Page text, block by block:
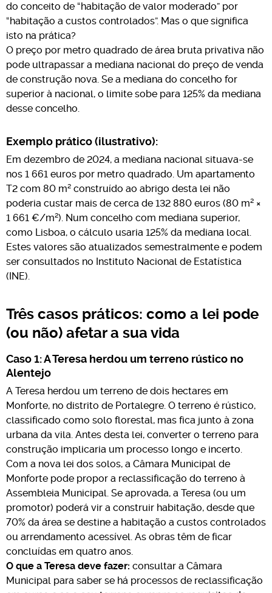
do conceito de “habitação de valor moderado” por
“habitação a custos controlados”. Mas o que significa
isto na prática?
O preço por metro quadrado de área bruta privativa não
pode ultrapassar a mediana nacional do preço de venda
de construção nova. Se a mediana do concelho for
superior à nacional, o limite sobe para 125% da mediana
desse concelho.
Exemplo prático (ilustrativo):
Em dezembro de 2024, a mediana nacional situava-se
nos 1 661 euros por metro quadrado. Um apartamento
T2 com 80 m² construído ao abrigo desta lei não
poderia custar mais de cerca de 132 880 euros (80 m² ×
1 661 €/m²). Num concelho com mediana superior,
como Lisboa, o cálculo usaria 125% da mediana local.
Estes valores são atualizados semestralmente e podem
ser consultados no Instituto Nacional de Estatística
(INE).
Três casos práticos: como a lei pode
(ou não) afetar a sua vida
Caso 1: A Teresa herdou um terreno rústico no
Alentejo
A Teresa herdou um terreno de dois hectares em
Monforte, no distrito de Portalegre. O terreno é rústico,
classificado como solo florestal, mas fica junto à zona
urbana da vila. Antes desta lei, converter o terreno para
construção implicaria um processo longo e incerto.
Com a nova lei dos solos, a Câmara Municipal de
Monforte pode propor a reclassificação do terreno à
Assembleia Municipal. Se aprovada, a Teresa (ou um
promotor) poderá vir a construir habitação, desde que
70% da área se destine a habitação a custos controlados
ou arrendamento acessível. As obras têm de ficar
concluídas em quatro anos.
O que a Teresa deve fazer: consultar a Câmara
Municipal para saber se há processos de reclassificação